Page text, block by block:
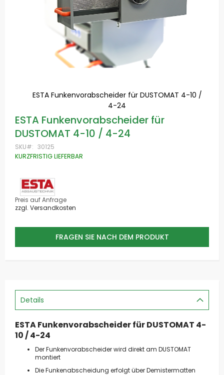
ESTA Funkenvorabscheider für DUSTOMAT 4-10 /
4-24
Zum
Anfang
der
springen
ESTA Funkenvorabscheider für
DUSTOMAT 4-10 / 4-24
SKU
30125
KURZFRISTIG LIEFERBAR
Preis auf Anfrage
zzgl. Versandkosten
FRAGEN SIE NACH DEM PRODUKT
Details
ESTA Funkenvorabscheider für DUSTOMAT 4-
10 / 4-24
Der Funkenvorabscheider wird direkt am DUSTOMAT
montiert
Die Funkenabscheidung erfolgt über Demistermatten